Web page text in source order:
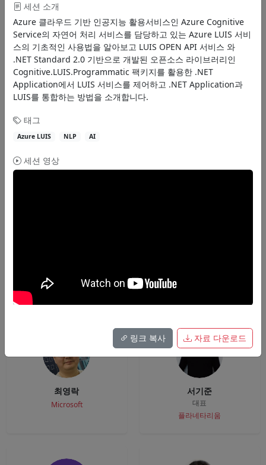
영상 자료
세션 소개
Azure 클라우드 기반 인공지능 활용서비스인 Azure Cognitive
Service의 자연어 처리 서비스를 담당하고 있는 Azure LUIS 서비
스의 기초적인 사용법을 알아보고 LUIS OPEN API 서비스 와
.NET Standard 2.0 기반으로 개발된 오픈소스 라이브러리인
Cognitive.LUIS.Programmatic 팩키지를 활용한 .NET
Application에서 LUIS 서비스를 제어하고 .NET Application과
LUIS를 통합하는 방법을 소개합니다.
태그
Azure LUIS NLP AI
세션 영상
링크 복사 자료 다운로드
국내외 .NET 전문가들이 함께했습니다
Microsoft
최영락
Microsoft
서기준
대표
플라네타리움